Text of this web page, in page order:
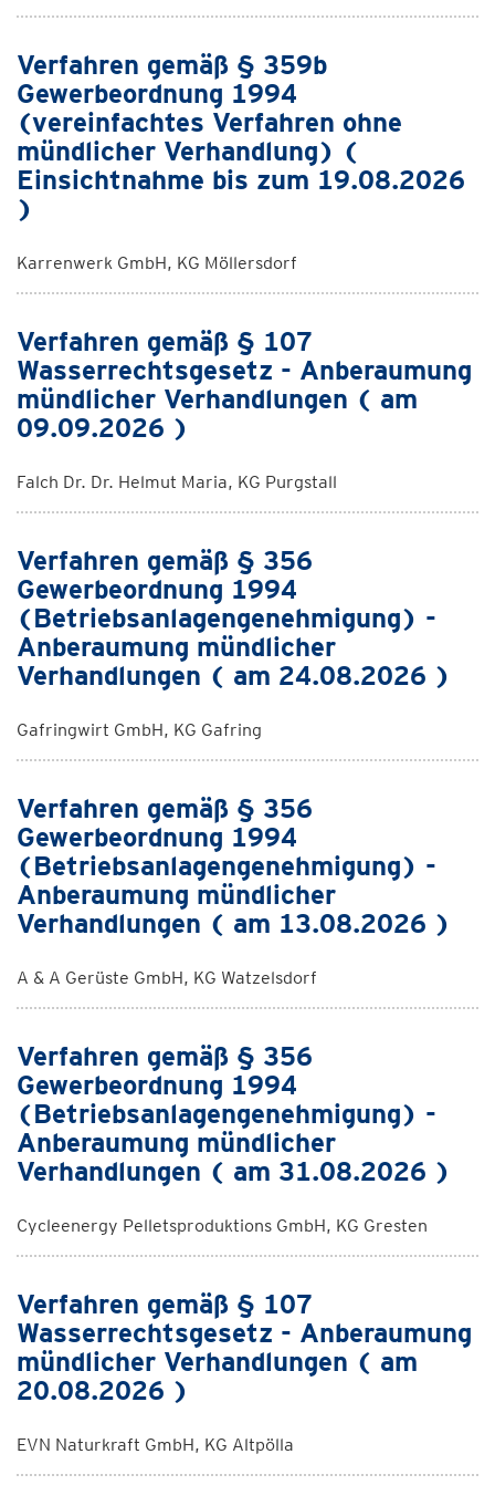
Verfahren gemäß § 359b
Gewerbeordnung 1994
(vereinfachtes Verfahren ohne
mündlicher Verhandlung) (
Einsichtnahme bis zum 19.08.2026
)
Karrenwerk GmbH, KG Möllersdorf
Verfahren gemäß § 107
Wasserrechtsgesetz - Anberaumung
mündlicher Verhandlungen ( am
09.09.2026 )
Falch Dr. Dr. Helmut Maria, KG Purgstall
Verfahren gemäß § 356
Gewerbeordnung 1994
(Betriebsanlagengenehmigung) -
Anberaumung mündlicher
Verhandlungen ( am 24.08.2026 )
Gafringwirt GmbH, KG Gafring
Verfahren gemäß § 356
Gewerbeordnung 1994
(Betriebsanlagengenehmigung) -
Anberaumung mündlicher
Verhandlungen ( am 13.08.2026 )
A & A Gerüste GmbH, KG Watzelsdorf
Verfahren gemäß § 356
Gewerbeordnung 1994
(Betriebsanlagengenehmigung) -
Anberaumung mündlicher
Verhandlungen ( am 31.08.2026 )
Cycleenergy Pelletsproduktions GmbH, KG Gresten
Verfahren gemäß § 107
Wasserrechtsgesetz - Anberaumung
mündlicher Verhandlungen ( am
20.08.2026 )
EVN Naturkraft GmbH, KG Altpölla